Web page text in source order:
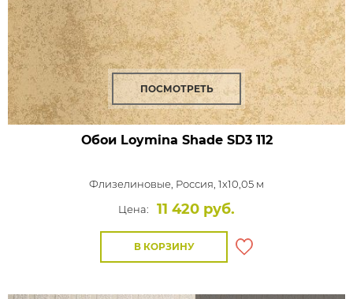
ПОСМОТРЕТЬ
Обои Loymina ShadeSD3 112
Флизелиновые, Россия, 1x10,05 м
Цена:
11 420 руб.
В КОРЗИНУ